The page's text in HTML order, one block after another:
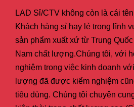
LAD Sỉ/CTV không còn là cái
Khách hàng sỉ hay lẻ trong lĩnh
sản phẩm xuất xứ từ Trung
Nam chất lượng.Chúng tôi, với
nghiệm trong việc kinh doanh
lượng đã được kiểm nghiệm
tiêu dùng. Chúng tôi chuyên